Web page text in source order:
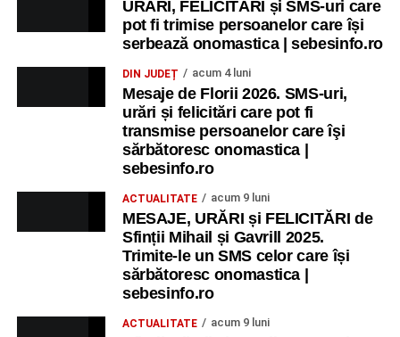
– Curtea Școlii „M. Kogălniceanu”: activități
recreative pentru copii.
– Grădina Muzeului Municipal „Ioan Raica”
Sebeș: încheierea Școlii de vară„Curcubeul Prieteniei”
– Aula Primăriei Municipiului Sebeș:
festivitatea de premiere a șefilor de promoție și a elevilor
Evaluare Națională și Bacalaureat.
– Parcul Tineretului: Spectacol pentru copii și
URĂRI, FELICITĂRI și SMS-uri care
pot fi trimise persoanelor care își
serbează onomastica | sebesinfo.ro
DIN JUDEȚ acum 4 luni
Mesaje de Florii 2026. SMS-uri,
urări și felicitări care pot fi
transmise persoanelor care îşi
sărbătoresc onomastica |
sebesinfo.ro
ACTUALITATE acum 9 luni
MESAJE, URĂRI și FELICITĂRI de
Sfinții Mihail și Gavrill 2025.
Trimite-le un SMS celor care își
sărbătoresc onomastica |
sebesinfo.ro
ACTUALITATE acum 9 luni